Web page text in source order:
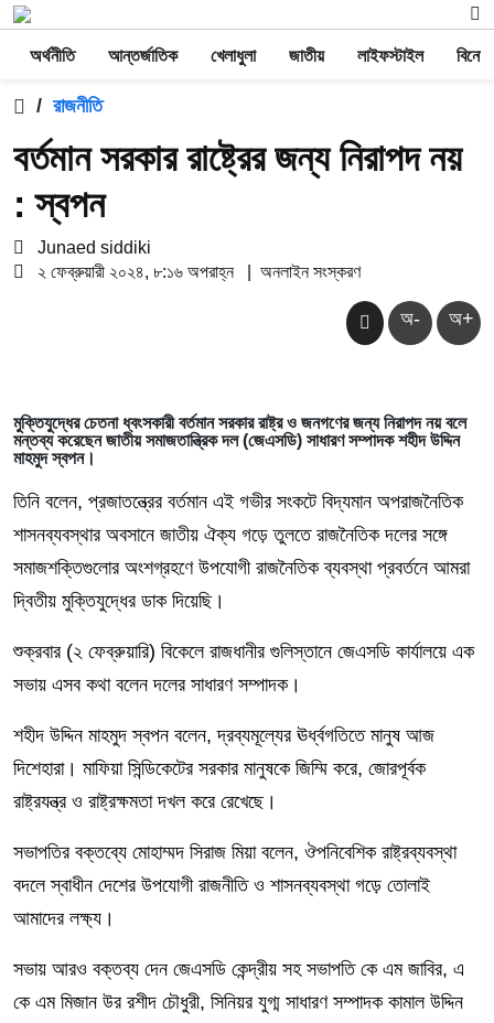
অর্থনীতি আন্তর্জাতিক খেলাধুলা জাতীয় লাইফস্টাইল
/ রাজনীতি
বর্তমান সরকার রাষ্ট্রের জন্য নিরাপদ নয়
: স্বপন
Junaed siddiki
২ ফেব্রুয়ারী ২০২৪, ৮:১৬ অপরাহ্ন
অনলাইন সংস্করণ
অ- অ+
মুক্তিযুদ্ধের চেতনা ধ্বংসকারী বর্তমান সরকার রাষ্ট্র ও জনগণের জন্য নিরাপদ নয় বলে
মন্তব্য করেছেন জাতীয় সমাজতান্ত্রিক দল (জেএসডি) সাধারণ সম্পাদক শহীদ উদ্দিন
মাহমুদ স্বপন।
তিনি বলেন, প্রজাতন্ত্রের বর্তমান এই গভীর সংকটে বিদ্যমান অপরাজনৈতিক
শাসনব্যবস্থার অবসানে জাতীয় ঐক্য গড়ে তুলতে রাজনৈতিক দলের সঙ্গে
সমাজশক্তিগুলোর অংশগ্রহণে উপযোগী রাজনৈতিক ব্যবস্থা প্রবর্তনে আমরা
দ্বিতীয় মুক্তিযুদ্ধের ডাক দিয়েছি।
শুক্রবার (২ ফেব্রুয়ারি) বিকেলে রাজধানীর গুলিস্তানে জেএসডি কার্যালয়ে এক
সভায় এসব কথা বলেন দলের সাধারণ সম্পাদক।
শহীদ উদ্দিন মাহমুদ স্বপন বলেন, দ্রব্যমূল্যের ঊর্ধ্বগতিতে মানুষ আজ
দিশেহারা। মাফিয়া সিন্ডিকেটের সরকার মানুষকে জিম্মি করে, জোরপূর্বক
রাষ্ট্রযন্ত্র ও রাষ্ট্রক্ষমতা দখল করে রেখেছে।
সভাপতির বক্তব্যে মোহাম্মদ সিরাজ মিয়া বলেন, ঔপনিবেশিক রাষ্ট্রব্যবস্থা
বদলে স্বাধীন দেশের উপযোগী রাজনীতি ও শাসনব্যবস্থা গড়ে তোলাই
আমাদের লক্ষ্য।
সভায় আরও বক্তব্য দেন জেএসডি কেন্দ্রীয় সহ সভাপতি কে এম জাবির, এ
কে এম মিজান উর রশীদ চৌধুরী, সিনিয়র যুগ্ম সাধারণ সম্পাদক কামাল উদ্দিন